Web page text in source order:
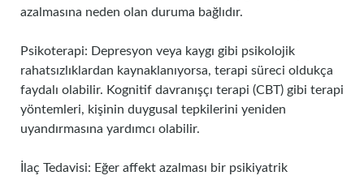
azalmasına neden olan duruma bağlıdır.
Psikoterapi: Depresyon veya kaygı gibi psikolojik
rahatsızlıklardan kaynaklanıyorsa, terapi süreci oldukça
faydalı olabilir. Kognitif davranışçı terapi (CBT) gibi terapi
yöntemleri, kişinin duygusal tepkilerini yeniden
uyandırmasına yardımcı olabilir.
İlaç Tedavisi: Eğer affekt azalması bir psikiyatrik